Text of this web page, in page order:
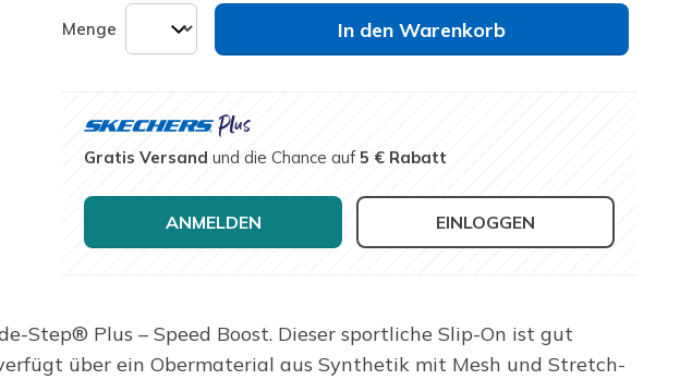
Menge In den Warenkorb
Gratis Versand und die Chance auf5 € Rabatt
ANMELDEN EINLOGGEN
Step® Plus – Speed Boost. Dieser sportliche Slip-On ist gut
über ein Obermaterial aus Synthetik mit Mesh und Stretch-